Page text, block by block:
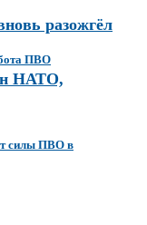
разожгёл
НАТО,
ПВО
силы ПВО в